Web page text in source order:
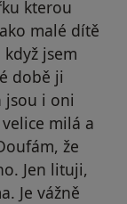
kterou
malé dítě
jsem
době ji
jsou i oni
milá a
že
Jen lituji,
Je vážně